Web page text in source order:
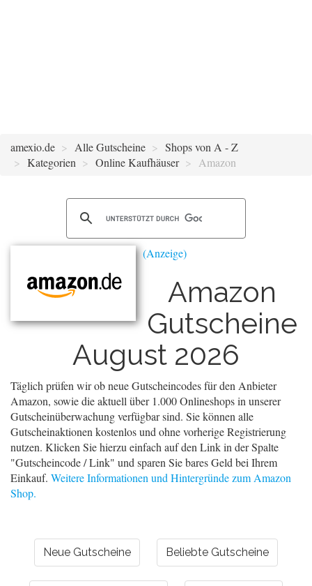
amexio.de Alle Gutscheine
Shops von A - Z
Kategorien
Online Kaufhäuser Amazon
Amazon
Gutscheine
August 2026
Täglich prüfen wir ob neue Gutscheincodes für den Anbieter
Amazon, sowie die aktuell über 1.000 Onlineshops in unserer
Gutscheinüberwachung verfügbar sind. Sie können alle
Gutscheinaktionen kostenlos und ohne vorherige Registrierung
nutzen. Klicken Sie hierzu einfach auf den Link in der Spalte
"Gutscheincode / Link" und sparen Sie bares Geld bei Ihrem
Einkauf. Weitere Informationen und Hintergründe zum Amazon
Shop.
Neue Gutscheine Beliebte Gutscheine